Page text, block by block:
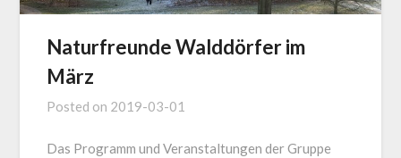
Naturfreunde Walddörfer im
März
Posted on 2019-03-01
Das Programm und Veranstaltungen der Gruppe